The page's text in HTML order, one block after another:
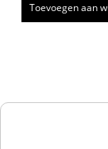
Toevoegen aan